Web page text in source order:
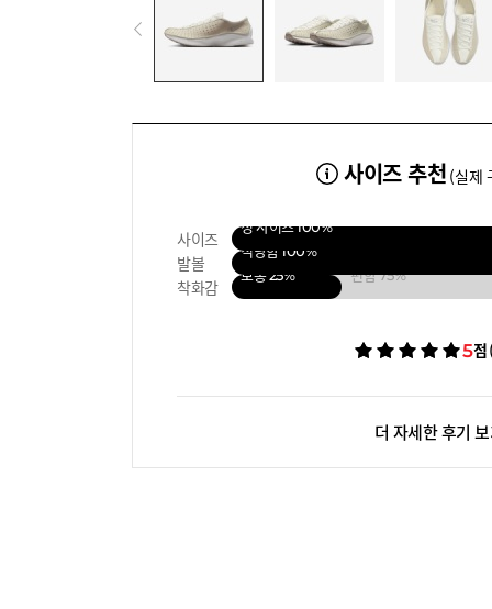
사이즈 추천 (실제
사이즈
정 사이즈100%
발볼
적당함 100%
착화감
보통25% 편함75%
5점
더 자세한 후기